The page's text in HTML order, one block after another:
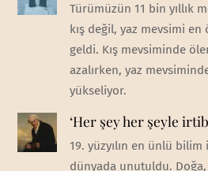
Türümüzün 11 bin yıllık
kış değil, yaz mevsimi
geldi. Kış mevsiminde
azalırken, yaz
yükseliyor.
‘Her şey her şeyle
19. yüzyılın en ünlü bilim
dünyada unutuldu.